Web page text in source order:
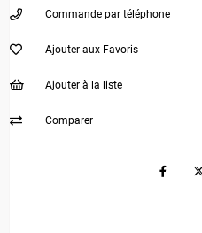
Commande par téléphone
Ajouter aux Favoris
Ajouter à la liste
Comparer